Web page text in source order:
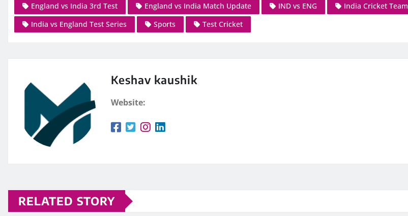
England vs India 3rd Test
England vs India Match Update IND vs ENG
India Cricket Team
India vs England Test Series
Sports Test Cricket
Keshav kaushik
Website:
RELATED STORY